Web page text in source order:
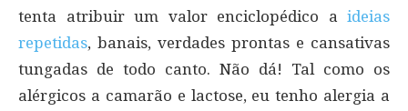
tenta atribuir um valor enciclopédico a ideias
repetidas, banais, verdades prontas e cansativas
tungadas de todo canto. Não dá! Tal como os
alérgicos a camarão e lactose, eu tenho alergia a